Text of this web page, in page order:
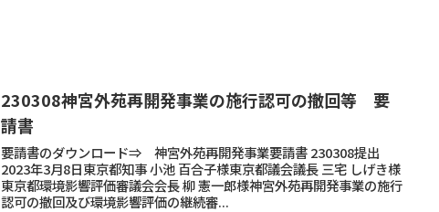
230308神宮外苑再開発事業の施行認可の撤回等 要
請書
要請書のダウンロード⇒ 神宮外苑再開発事業要請書 230308提出
2023年3月8日東京都知事 小池 百合子様東京都議会議長 三宅 しげき様
東京都環境影響評価審議会会長 柳 憲一郎様神宮外苑再開発事業の施行
認可の撤回及び環境影響評価の継続審...